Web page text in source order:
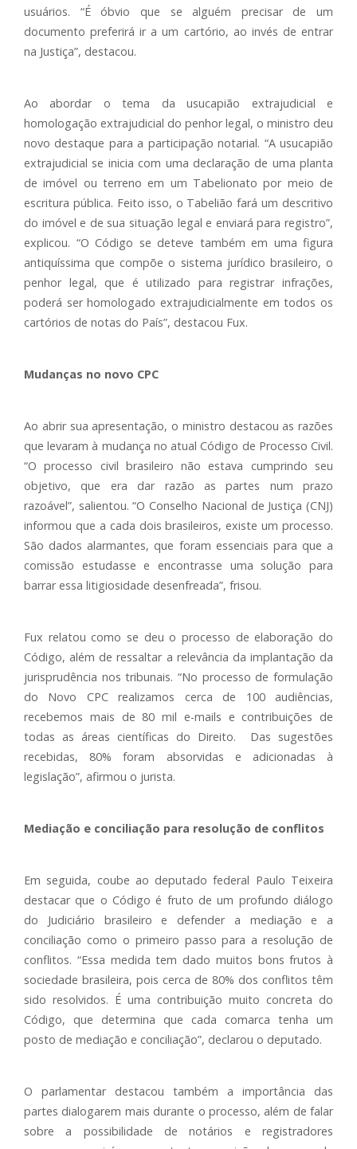
usuários. “É óbvio que se alguém precisar de um
documento preferirá ir a um cartório, ao invés de entrar
na Justiça”, destacou.
Ao abordar o tema da usucapião extrajudicial e
homologação extrajudicial do penhor legal, o ministro deu
novo destaque para a participação notarial. “A usucapião
extrajudicial se inicia com uma declaração de uma planta
de imóvel ou terreno em um Tabelionato por meio de
escritura pública. Feito isso, o Tabelião fará um descritivo
do imóvel e de sua situação legal e enviará para registro”,
explicou. “O Código se deteve também em uma figura
antiquíssima que compõe o sistema jurídico brasileiro, o
penhor legal, que é utilizado para registrar infrações,
poderá ser homologado extrajudicialmente em todos os
cartórios de notas do País”, destacou Fux.
Mudanças no novo CPC
Ao abrir sua apresentação, o ministro destacou as razões
que levaram à mudança no atual Código de Processo Civil.
“O processo civil brasileiro não estava cumprindo seu
objetivo, que era dar razão as partes num prazo
razoável”, salientou. “O Conselho Nacional de Justiça (CNJ)
informou que a cada dois brasileiros, existe um processo.
São dados alarmantes, que foram essenciais para que a
comissão estudasse e encontrasse uma solução para
barrar essa litigiosidade desenfreada”, frisou.
Fux relatou como se deu o processo de elaboração do
Código, além de ressaltar a relevância da implantação da
jurisprudência nos tribunais. “No processo de formulação
do Novo CPC realizamos cerca de 100 audiências,
recebemos mais de 80 mil e-mails e contribuições de
todas as áreas científicas do Direito. Das sugestões
recebidas, 80% foram absorvidas e adicionadas à
legislação”, afirmou o jurista.
Mediação e conciliação para resolução de conflitos
Em seguida, coube ao deputado federal Paulo Teixeira
destacar que o Código é fruto de um profundo diálogo
do Judiciário brasileiro e defender a mediação e a
conciliação como o primeiro passo para a resolução de
conflitos. “Essa medida tem dado muitos bons frutos à
sociedade brasileira, pois cerca de 80% dos conflitos têm
sido resolvidos. É uma contribuição muito concreta do
Código, que determina que cada comarca tenha um
posto de mediação e conciliação”, declarou o deputado.
O parlamentar destacou também a importância das
partes dialogarem mais durante o processo, além de falar
sobre a possibilidade de notários e registradores